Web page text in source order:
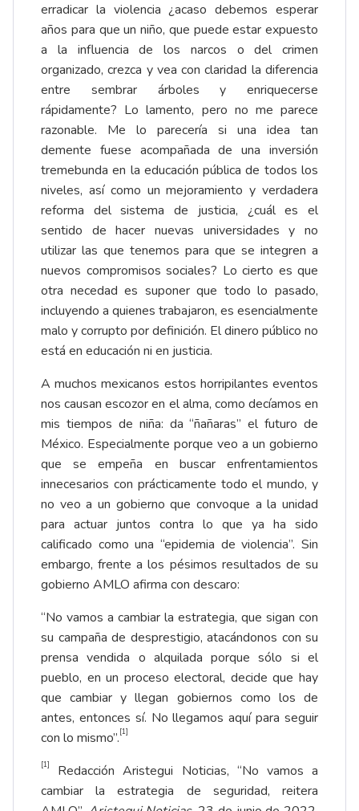
erradicar la violencia ¿acaso debemos esperar
años para que un niño, que puede estar expuesto
a la influencia de los narcos o del crimen
organizado, crezca y vea con claridad la diferencia
entre sembrar árboles y enriquecerse
rápidamente? Lo lamento, pero no me parece
razonable. Me lo parecería si una idea tan
demente fuese acompañada de una inversión
tremebunda en la educación pública de todos los
niveles, así como un mejoramiento y verdadera
reforma del sistema de justicia, ¿cuál es el
sentido de hacer nuevas universidades y no
utilizar las que tenemos para que se integren a
nuevos compromisos sociales? Lo cierto es que
otra necedad es suponer que todo lo pasado,
incluyendo a quienes trabajaron, es esencialmente
malo y corrupto por definición. El dinero público no
está en educación ni en justicia.
A muchos mexicanos estos horripilantes eventos
nos causan escozor en el alma, como decíamos en
mis tiempos de niña: da “ñañaras” el futuro de
México. Especialmente porque veo a un gobierno
que se empeña en buscar enfrentamientos
innecesarios con prácticamente todo el mundo, y
no veo a un gobierno que convoque a la unidad
para actuar juntos contra lo que ya ha sido
calificado como una “epidemia de violencia”. Sin
embargo, frente a los pésimos resultados de su
gobierno AMLO afirma con descaro:
“No vamos a cambiar la estrategia, que sigan con
su campaña de desprestigio, atacándonos con su
prensa vendida o alquilada porque sólo si el
pueblo, en un proceso electoral, decide que hay
que cambiar y llegan gobiernos como los de
antes, entonces sí. No llegamos aquí para seguir
con lo mismo”.[1]
[1]
Redacción Aristegui Noticias, “No vamos a
cambiar la estrategia de seguridad, reitera